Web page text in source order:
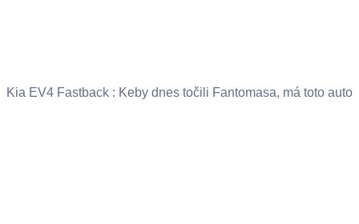
Kia EV4 Fastback : Keby dnes točili Fantomasa, má toto auto